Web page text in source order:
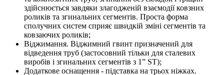
здійснюється завдяки злагодженій взаємодії ковзних
роликів та згинальних сегментів. Проста форма
сполучних систем сприяє швидкій зміні сегментів та
ковзаючих роликів;
Віджимання. Віджимний гвинт призначений для
відведення труб (застосовний тільки для сталевих
виробів і згинальних сегментів з 1” ST);
Додаткове оснащення - підставка на трьох ніжках.